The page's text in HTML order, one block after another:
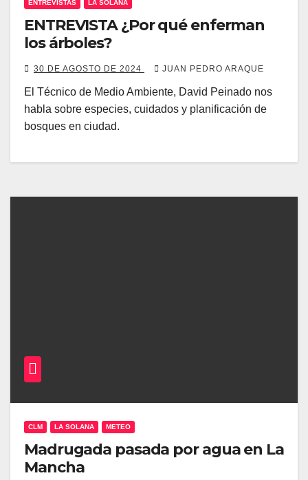
ENTREVISTAS LA SOLANA
ENTREVISTA ¿Por qué enferman
los árboles?
30 DE AGOSTO DE 2024 JUAN PEDRO ARAQUE
El Técnico de Medio Ambiente, David Peinado nos
habla sobre especies, cuidados y planificación de
bosques en ciudad.
CLM LA SOLANA METEO
Madrugada pasada por agua en La
Mancha